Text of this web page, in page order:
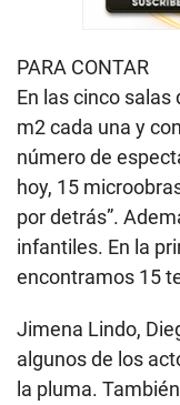
PARA CONTAR
En las cinco
m2 cada una y
número de
hoy, 15
por detrás”.
infantiles. En la
encontramos 15
Jimena Lindo,
algunos de los
la pluma.